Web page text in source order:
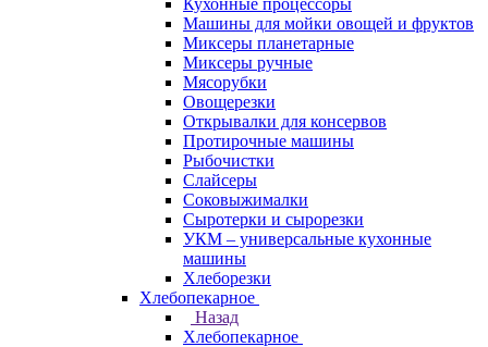
Кухонные процессоры
Машины для мойки овощей и фруктов
Миксеры планетарные
Миксеры ручные
Мясорубки
Овощерезки
Открывалки для консервов
Протирочные машины
Рыбочистки
Слайсеры
Соковыжималки
Сыротерки и сырорезки
УКМ – универсальные кухонные
машины
Хлеборезки
Хлебопекарное
Назад
Хлебопекарное